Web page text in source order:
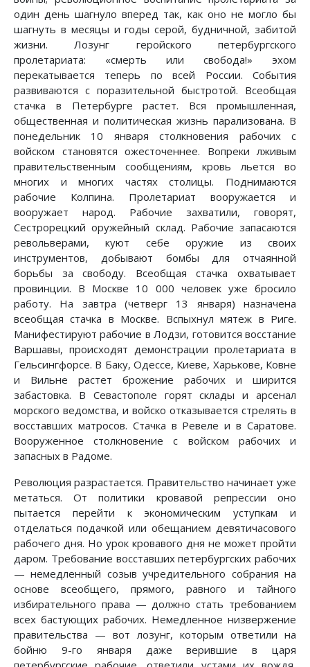
один день шагнуло вперед так, как оно не могло бы
шагнуть в месяцы и годы серой, будничной, забитой
жизни. Лозунг геройского петербургского
пролетариата: «смерть или свобода!» эхом
перекатывается теперь по всей России. События
развиваются с поразительной быстротой. Всеобщая
стачка в Петербурге растет. Вся промышленная,
общественная и политическая жизнь парализована. В
понедельник 10 января столкновения рабочих с
войском становятся ожесточеннее. Вопреки лживым
правительственным сообщениям, кровь льется во
многих и многих частях столицы. Поднимаются
рабочие Колпина. Пролетариат вооружается и
вооружает народ. Рабочие захватили, говорят,
Сестрорецкий оружейный склад. Рабочие запасаются
револьверами, куют себе оружие из своих
инструментов, добывают бомбы для отчаянной
борьбы за свободу. Всеобщая стачка охватывает
провинции. В Москве 10 000 человек уже бросило
работу. На завтра (четверг 13 января) назначена
всеобщая стачка в Москве. Вспыхнул мятеж в Риге.
Манифестируют рабочие в Лодзи, готовится восстание
Варшавы, происходят демонстрации пролетариата в
Гельсингфорсе. В Баку, Одессе, Киеве, Харькове, Ковне
и Вильне растет брожение рабочих и ширится
забастовка. В Севастополе горят склады и арсенал
морского ведомства, и войско отказывается стрелять в
восставших матросов. Стачка в Ревеле и в Саратове.
Вооруженное столкновение с войском рабочих и
запасных в Радоме.
Революция разрастается. Правительство начинает уже
метаться. От политики кровавой репрессии оно
пытается перейти к экономическим уступкам и
отделаться подачкой или обещанием девятичасового
рабочего дня. Но урок кровавого дня не может пройти
даром. Требование восставших петербургских рабочих
— немедленный созыв учредительного собрания на
основе всеобщего, прямого, равного и тайного
избирательного права — должно стать требованием
всех бастующих рабочих. Немедленное низвержение
правительства — вот лозунг, которым ответили на
бойню 9-го января даже верившие в царя